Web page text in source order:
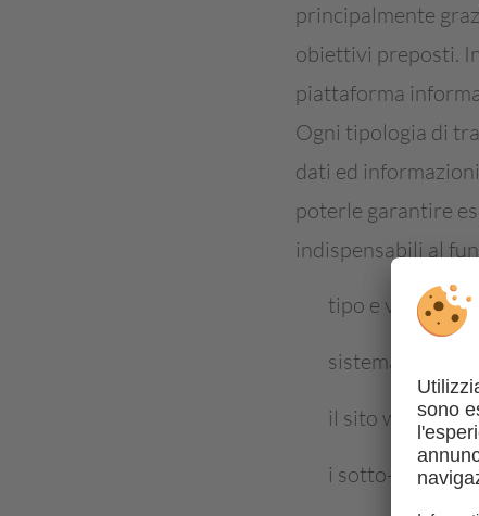
principalmente
obiettivi preposti.
piattaforma
Ogni tipologia di
dati ed
poterle garantire
indispensabili al
tipo e versione
sistema
il sito web dal
i sotto-siti web